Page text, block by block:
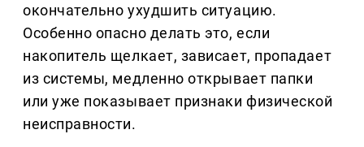
окончательно ухудшить ситуацию.
Особенно опасно делать это, если
накопитель щелкает, зависает, пропадает
из системы, медленно открывает папки
или уже показывает признаки физической
неисправности.